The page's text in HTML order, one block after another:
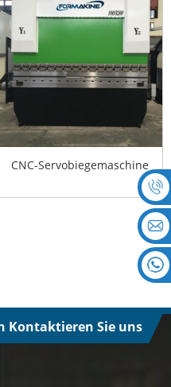
CNC-Servobiegemaschine
Kontaktieren Sie uns